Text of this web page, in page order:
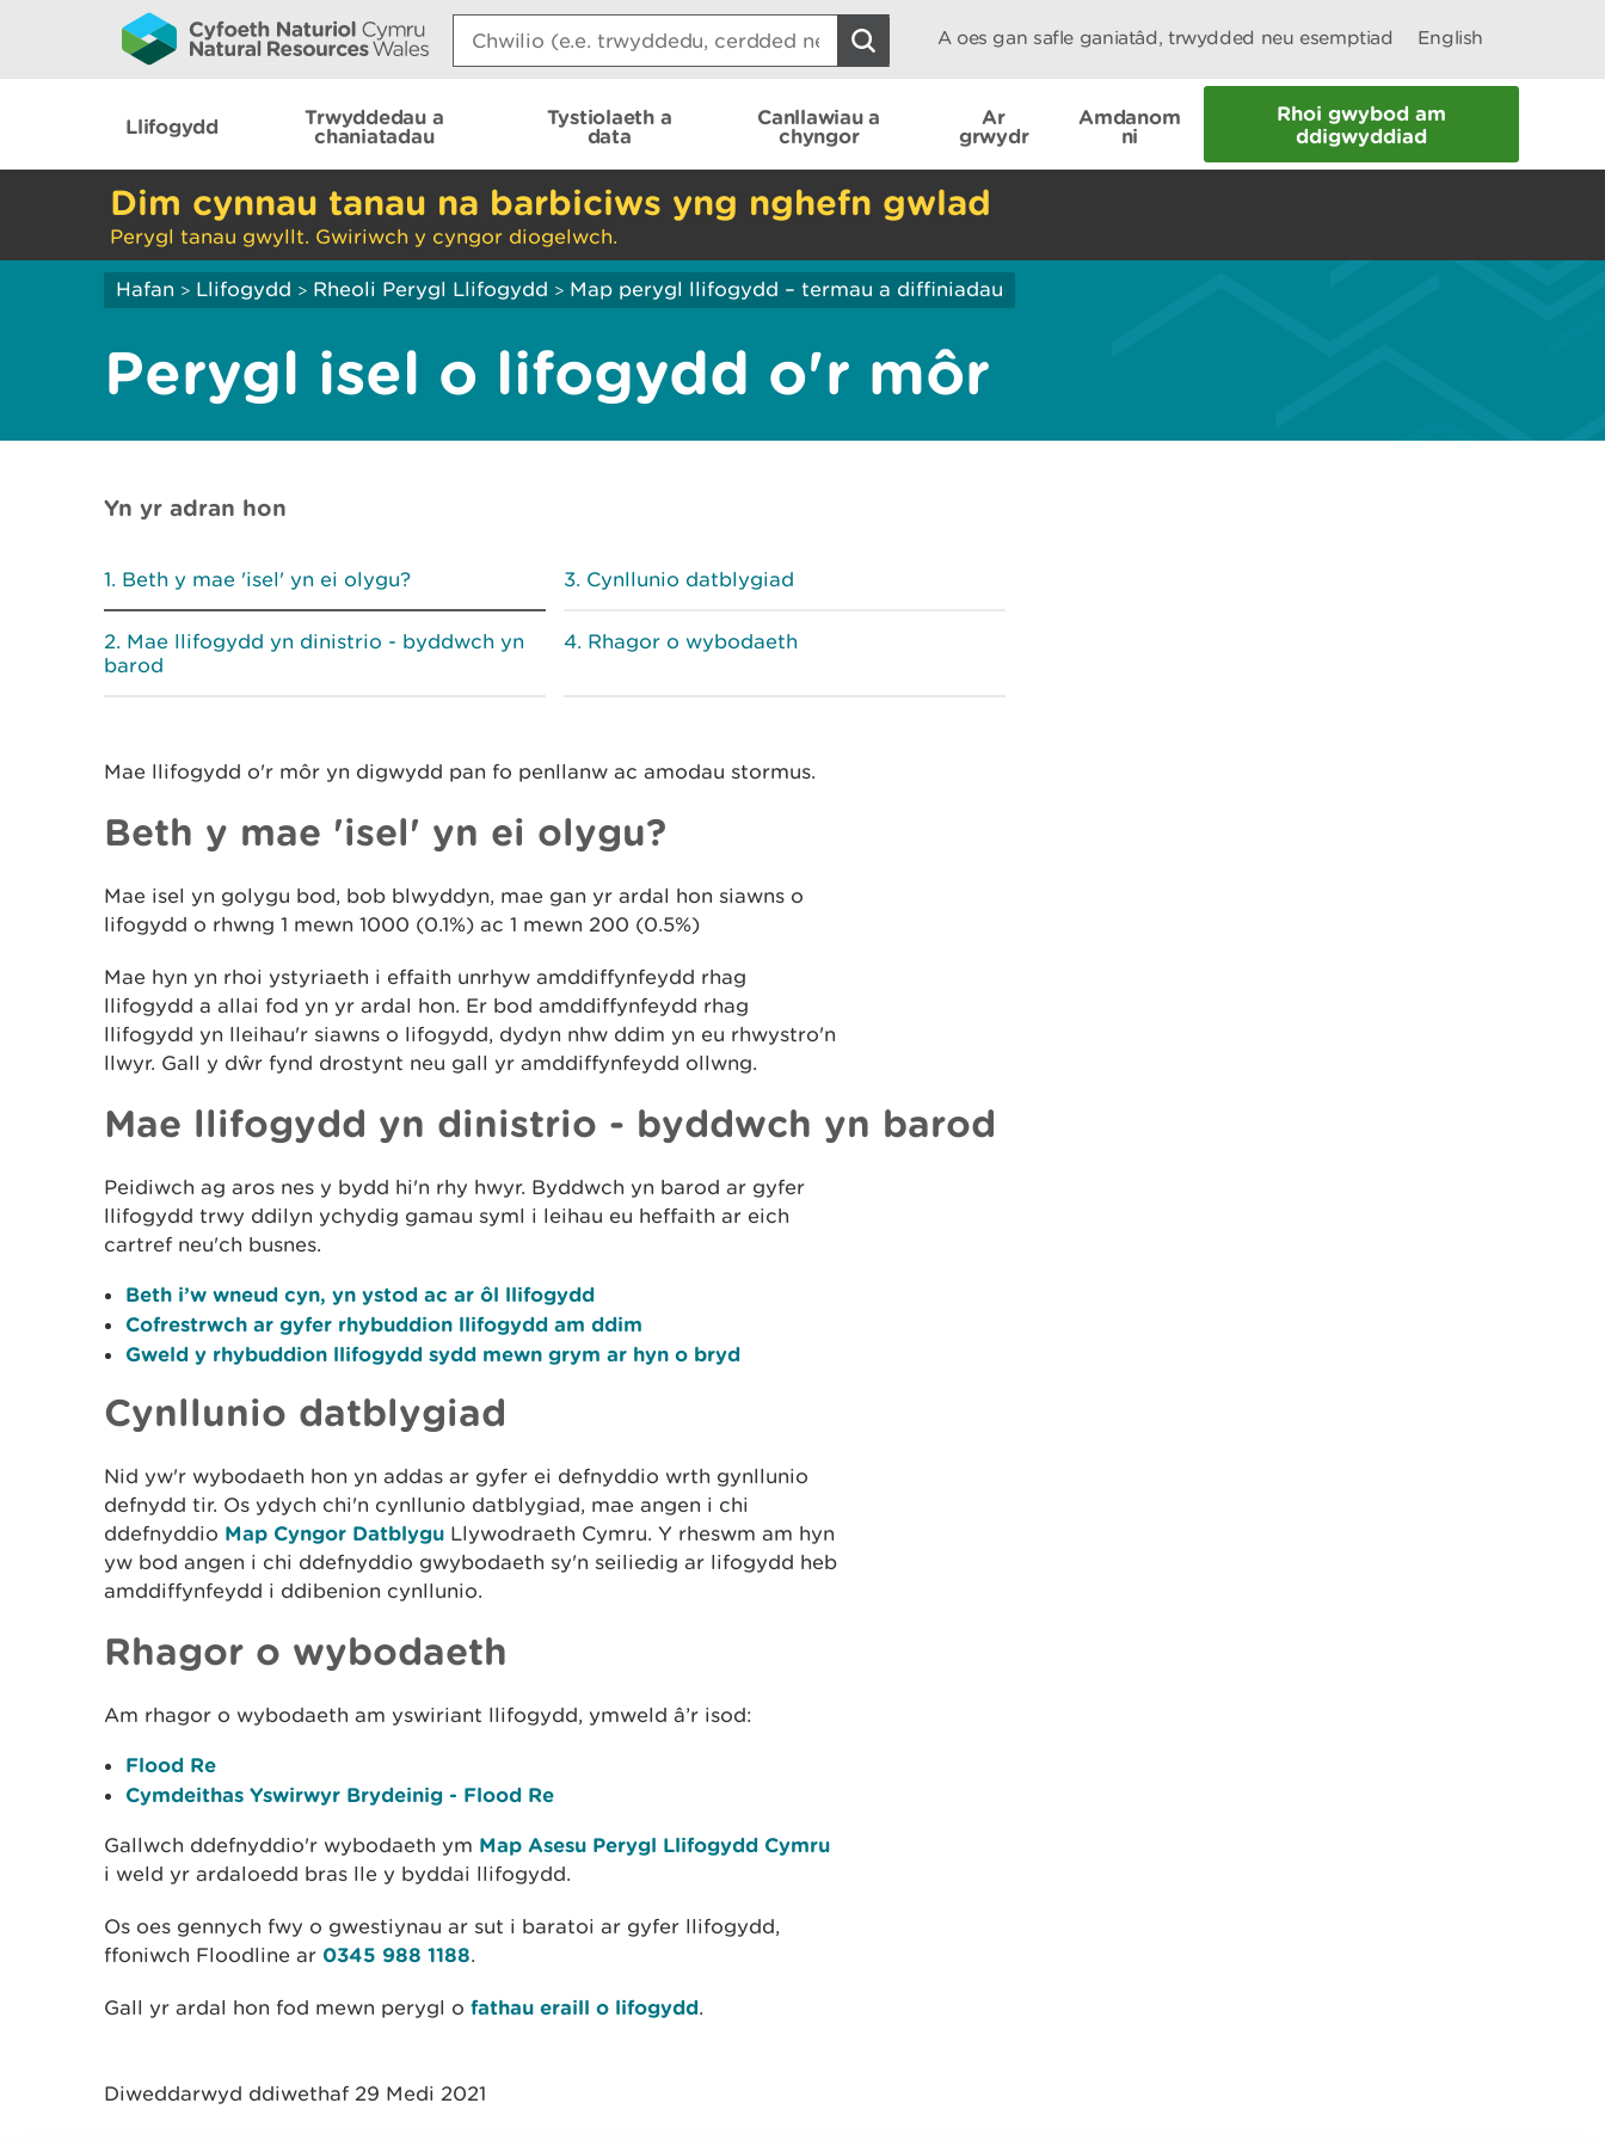
Search:
A oes gan safle ganiatâd, trwydded neu esemptiad English
Llifogydd
Trwyddedau a
chaniatadau
Tystiolaeth a
data
Canllawiau a
chyngor
Ar
grwydr
Amdanom
ni
Rhoi gwybod am
ddigwyddiad
Dim cynnau tanau na barbiciws yng nghefn gwlad
Perygl tanau gwyllt. Gwiriwch y cyngor diogelwch.
Hafan > Llifogydd > Rheoli Perygl Llifogydd > Map perygl llifogydd – termau a diffiniadau
Perygl isel o lifogydd o'r môr
Yn yr adran hon
Beth y mae 'isel' yn ei olygu?
Mae llifogydd yn dinistrio - byddwch yn
barod
Cynllunio datblygiad
Rhagor o wybodaeth
Mae llifogydd o'r môr yn digwydd pan fo penllanw ac amodau stormus.
Beth y mae 'isel' yn ei olygu?
Mae isel yn golygu bod, bob blwyddyn, mae gan yr ardal hon siawns o
lifogydd o rhwng 1 mewn 1000 (0.1%) ac 1 mewn 200 (0.5%)
Mae hyn yn rhoi ystyriaeth i effaith unrhyw amddiffynfeydd rhag
llifogydd a allai fod yn yr ardal hon. Er bod amddiffynfeydd rhag
llifogydd yn lleihau'r siawns o lifogydd, dydyn nhw ddim yn eu rhwystro'n
llwyr. Gall y dŵr fynd drostynt neu gall yr amddiffynfeydd ollwng.
Mae llifogydd yn dinistrio - byddwch yn barod
Peidiwch ag aros nes y bydd hi'n rhy hwyr. Byddwch yn barod ar gyfer
llifogydd trwy ddilyn ychydig gamau syml i leihau eu heffaith ar eich
cartref neu'ch busnes.
Beth i’w wneud cyn, yn ystod ac ar ôl llifogydd
Cofrestrwch ar gyfer rhybuddion llifogydd am ddim
Gweld y rhybuddion llifogydd sydd mewn grym ar hyn o bryd
Cynllunio datblygiad
Nid yw'r wybodaeth hon yn addas ar gyfer ei defnyddio wrth gynllunio
defnydd tir. Os ydych chi'n cynllunio datblygiad, mae angen i chi
ddefnyddio Map Cyngor Datblygu Llywodraeth Cymru. Y rheswm am hyn
yw bod angen i chi ddefnyddio gwybodaeth sy'n seiliedig ar lifogydd heb
amddiffynfeydd i ddibenion cynllunio.
Rhagor o wybodaeth
Am rhagor o wybodaeth am yswiriant llifogydd, ymweld â’r isod:
Flood Re
Cymdeithas Yswirwyr Brydeinig - Flood Re
Gallwch ddefnyddio'r wybodaeth ym Map Asesu Perygl Llifogydd Cymru
i weld yr ardaloedd bras lle y byddai llifogydd.
Os oes gennych fwy o gwestiynau ar sut i baratoi ar gyfer llifogydd,
ffoniwch Floodline ar 0345 988 1188.
Gall yr ardal hon fod mewn perygl o fathau eraill o lifogydd.
Diweddarwyd ddiwethaf 29 Medi 2021